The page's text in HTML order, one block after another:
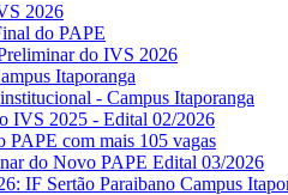
2026
do PAPE
do IVS 2026
Itaporanga
- Campus Itaporanga
IVS 2025 - Edital 02/2026
PAPE com mais 105 vagas
do Novo PAPE Edital 03/2026
IF Sertão Paraibano Campus